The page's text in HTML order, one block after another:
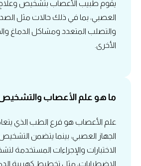
يقوم طبيب الأعصاب بتشخيص وعلاج
العصبي، بما في ذلك حالات مثل
والتصلب المتعدد ومشاكل الدماغ
الأخرى.
ما هو علم الأعصاب
علم الأعصاب هو فرع الطب الذي
الجهاز العصبي، بينما يتضمن
الاختبارات والإجراءات المستخدمة
الاضطرابات، مثل تخطيط كهربية